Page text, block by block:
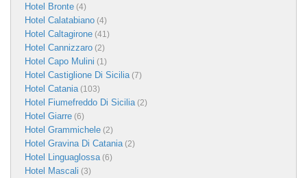
Hotel Bronte (4)
Hotel Calatabiano (4)
Hotel Caltagirone (41)
Hotel Cannizzaro (2)
Hotel Capo Mulini (1)
Hotel Castiglione Di Sicilia(7)
Hotel Catania(103)
Hotel Fiumefreddo Di Sicilia(2)
Hotel Giarre (6)
Hotel Grammichele (2)
Hotel Gravina Di Catania(2)
Hotel Linguaglossa(6)
Hotel Mascali (3)